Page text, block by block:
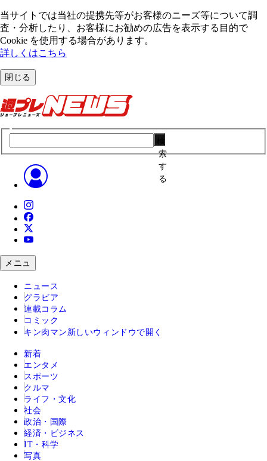
当サイトでは当社の提携先等がお客様のニーズ等について調
査・分析したり、お客様にお勧めの広告を表⽰する⽬的で
Cookie を使⽤する場合があります。
詳しくはこちら
閉じる
索
す
る
メニュ
ニュース
グラビア
連載コラム
コミック
キン肉マン 新しいウィンドウで開く
新着
エンタメ
スポーツ
クルマ
ライフ・文化
社会
政治・国際
経済・ビジネス
IT・科学
写真